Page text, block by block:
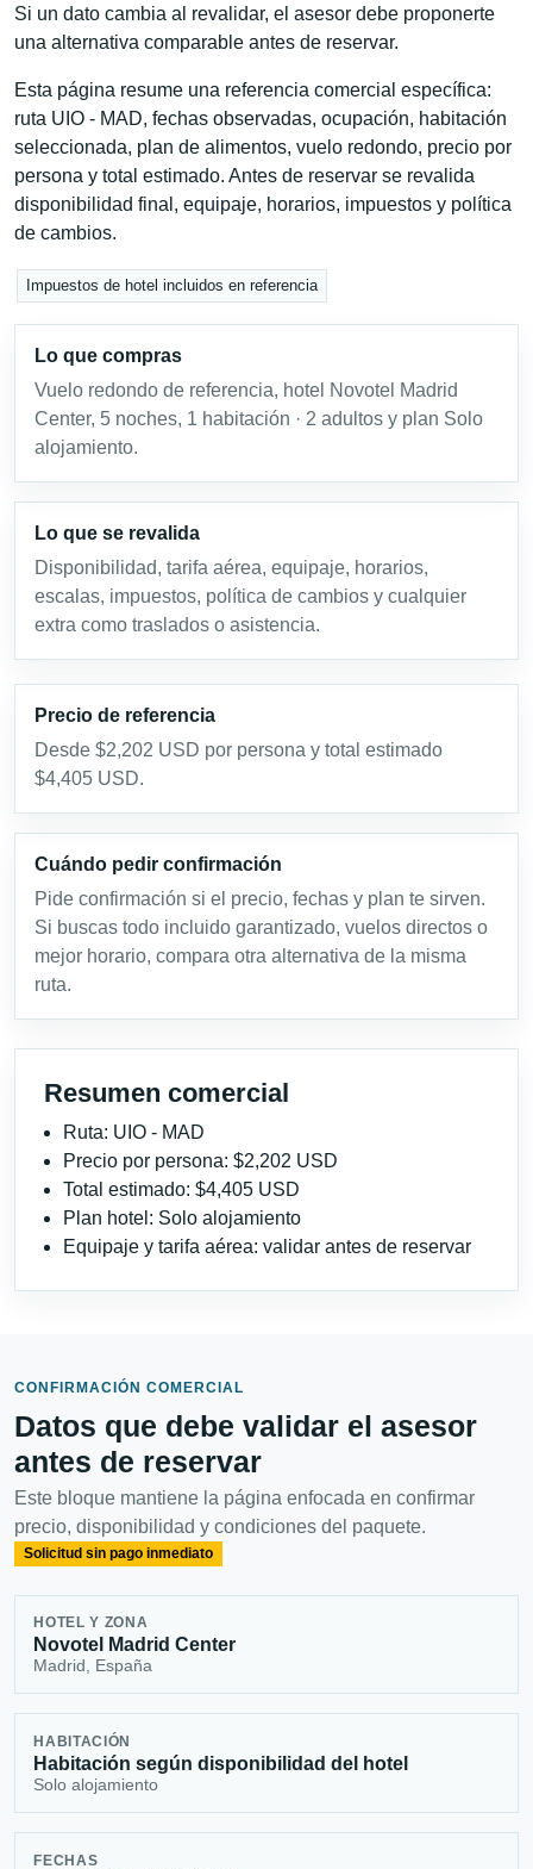
Si un dato cambia al revalidar, el asesor debe proponerte
una alternativa comparable antes de reservar.
Esta página resume una referencia comercial específica:
ruta UIO - MAD, fechas observadas, ocupación, habitación
seleccionada, plan de alimentos, vuelo redondo, precio por
persona y total estimado. Antes de reservar se revalida
disponibilidad final, equipaje, horarios, impuestos y política
de cambios.
Impuestos de hotel incluidos en referencia
Lo que compras
Vuelo redondo de referencia, hotel Novotel Madrid
Center, 5 noches, 1 habitación · 2 adultos y plan Solo
alojamiento.
Lo que se revalida
Disponibilidad, tarifa aérea, equipaje, horarios,
escalas, impuestos, política de cambios y cualquier
extra como traslados o asistencia.
Precio de referencia
Desde $2,202 USD por persona y total estimado
$4,405 USD.
Cuándo pedir confirmación
Pide confirmación si el precio, fechas y plan te sirven.
Si buscas todo incluido garantizado, vuelos directos o
mejor horario, compara otra alternativa de la misma
ruta.
Resumen comercial
Ruta: UIO - MAD
Precio por persona: $2,202 USD
Total estimado: $4,405 USD
Plan hotel: Solo alojamiento
Equipaje y tarifa aérea: validar antes de reservar
CONFIRMACIÓN COMERCIAL
Datos que debe validar el asesor
antes de reservar
Este bloque mantiene la página enfocada en confirmar
precio, disponibilidad y condiciones del paquete.
Solicitud sin pago inmediato
HOTEL Y ZONA
Novotel Madrid Center
Madrid, España
HABITACIÓN
Habitación según disponibilidad del hotel
Solo alojamiento
FECHAS